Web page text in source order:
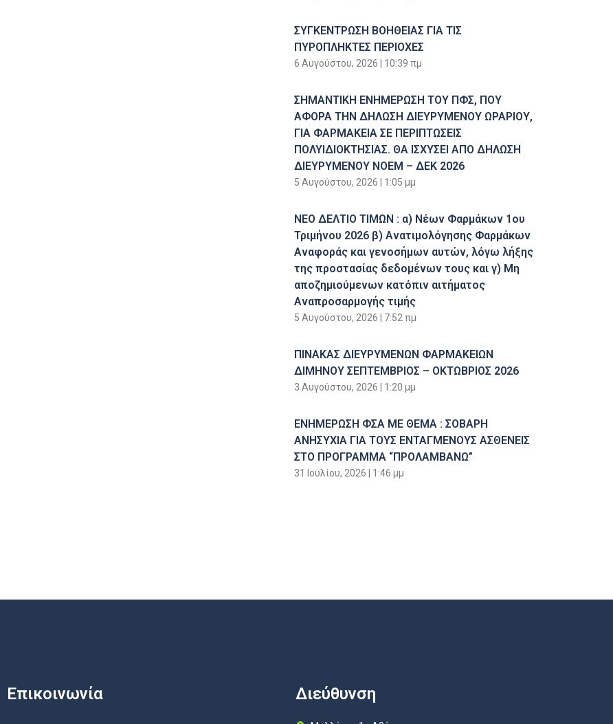
ΣΥΓΚΕΝΤΡΩΣΗ ΒΟΗΘΕΙΑΣ ΓΙΑ ΤΙΣ
ΠΥΡΟΠΛΗΚΤΕΣ ΠΕΡΙΟΧΕΣ
6 Αυγούστου, 2026 10:39 πμ
ΣΗΜΑΝΤΙΚΗ ΕΝΗΜΕΡΩΣΗ ΤΟΥ ΠΦΣ, ΠΟΥ
ΑΦΟΡΑ ΤΗΝ ΔΗΛΩΣΗ ΔΙΕΥΡΥΜΕΝΟΥ ΩΡΑΡΙΟΥ,
ΓΙΑ ΦΑΡΜΑΚΕΙΑ ΣΕ ΠΕΡΙΠΤΩΣΕΙΣ
ΠΟΛΥΙΔΙΟΚΤΗΣΙΑΣ. ΘΑ ΙΣΧΥΣΕΙ ΑΠΟ ΔΗΛΩΣΗ
ΔΙΕΥΡΥΜΕΝΟΥ ΝΟΕΜ – ΔΕΚ 2026
5 Αυγούστου, 2026 1:05 μμ
ΝΕΟ ΔΕΛΤΙΟ ΤΙΜΩΝ : α) Νέων Φαρμάκων 1ου
Τριμήνου 2026 β) Ανατιμολόγησης Φαρμάκων
Αναφοράς και γενοσήμων αυτών, λόγω λήξης
της προστασίας δεδομένων τους και γ) Μη
αποζημιούμενων κατόπιν αιτήματος
Αναπροσαρμογής τιμής
5 Αυγούστου, 2026 7:52 πμ
ΠΙΝΑΚΑΣ ΔΙΕΥΡΥΜΕΝΩΝ ΦΑΡΜΑΚΕΙΩΝ
ΔΙΜΗΝΟΥ ΣΕΠΤΕΜΒΡΙΟΣ – ΟΚΤΩΒΡΙΟΣ 2026
3 Αυγούστου, 2026 1:20 μμ
ΕΝΗΜΕΡΩΣΗ ΦΣΑ ΜΕ ΘΕΜΑ : ΣΟΒΑΡΗ
ΑΝΗΣΥΧΙΑ ΓΙΑ ΤΟΥΣ ΕΝΤΑΓΜΕΝΟΥΣ ΑΣΘΕΝΕΙΣ
ΣΤΟ ΠΡΟΓΡΑΜΜΑ “ΠΡΟΛΑΜΒΑΝΩ”
31 Ιουλίου, 2026 1:46 μμ
Επικοινωνία Διεύθυνση